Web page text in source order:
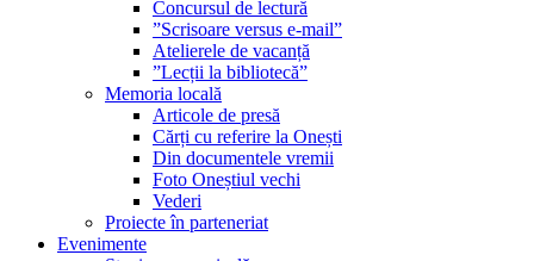
Concursul de lectură
”Scrisoare versus e-mail”
Atelierele de vacanță
”Lecții la bibliotecă”
Memoria locală
Articole de presă
Cărți cu referire la Onești
Din documentele vremii
Foto Oneștiul vechi
Vederi
Proiecte în parteneriat
Evenimente